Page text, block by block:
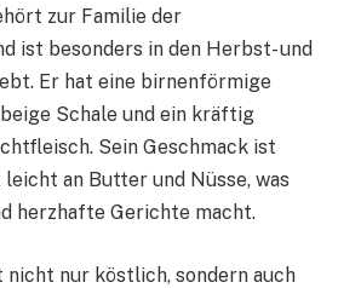
zur Familie der
ist besonders in den Herbst- und
Er hat eine birnenförmige
Schale und ein kräftig
Sein Geschmack ist
an Butter und Nüsse, was
herzhafte Gerichte macht.
nur köstlich, sondern auch